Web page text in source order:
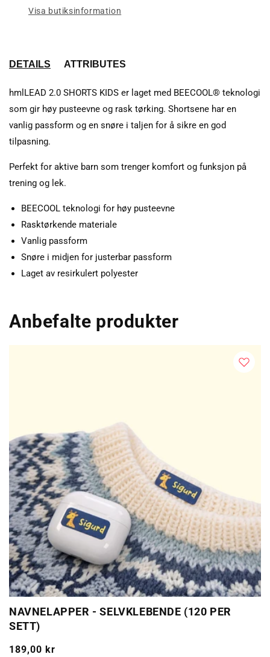
Visa butiksinformation
DETAILS ATTRIBUTES
hmlLEAD 2.0 SHORTS KIDS er laget med BEECOOL® teknologi
som gir høy pusteevne og rask tørking. Shortsene har en
vanlig passform og en snøre i taljen for å sikre en god
tilpasning.
Perfekt for aktive barn som trenger komfort og funksjon på
trening og lek.
BEECOOL teknologi for høy pusteevne
Rasktørkende materiale
Vanlig passform
Snøre i midjen for justerbar passform
Laget av resirkulert polyester
Anbefalte produkter
NAVNELAPPER - SELVKLEBENDE (120 PER
SETT)
Ordinarie
189,00 kr